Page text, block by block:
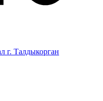
г. Талдыкорган